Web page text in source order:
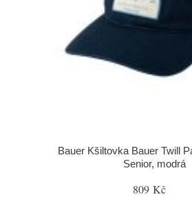
Bauer Kšiltovka Bauer Twill
Senior, modrá
809 Kč